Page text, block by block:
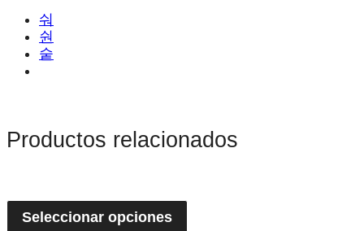
Productos relacionados
Seleccionar opciones